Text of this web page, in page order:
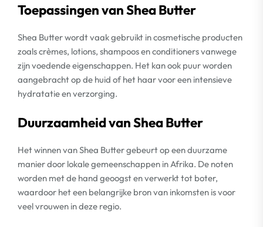
Toepassingen van Shea Butter
Shea Butter wordt vaak gebruikt in cosmetische producten
zoals crèmes, lotions, shampoos en conditioners vanwege
zijn voedende eigenschappen. Het kan ook puur worden
aangebracht op de huid of het haar voor een intensieve
hydratatie en verzorging.
Duurzaamheid van Shea Butter
Het winnen van Shea Butter gebeurt op een duurzame
manier door lokale gemeenschappen in Afrika. De noten
worden met de hand geoogst en verwerkt tot boter,
waardoor het een belangrijke bron van inkomsten is voor
veel vrouwen in deze regio.